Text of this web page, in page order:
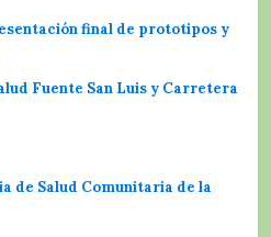
final de prototipos y
Fuente San Luis y Carretera
de Salud Comunitaria de la